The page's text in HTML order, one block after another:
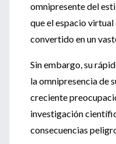
omnipresente del
que el espacio
convertido en un
Sin embargo, su
la omnipresencia de
creciente
investigación
consecuencias